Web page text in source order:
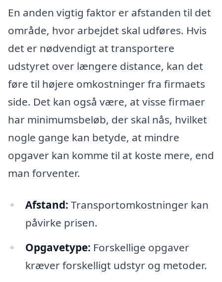
En anden vigtig faktor er afstanden til det
område, hvor arbejdet skal udføres. Hvis
det er nødvendigt at transportere
udstyret over længere distance, kan det
føre til højere omkostninger fra firmaets
side. Det kan også være, at visse firmaer
har minimumsbeløb, der skal nås, hvilket
nogle gange kan betyde, at mindre
opgaver kan komme til at koste mere, end
man forventer.
Afstand: Transportomkostninger kan
påvirke prisen.
Opgavetype: Forskellige opgaver
kræver forskelligt udstyr og metoder.